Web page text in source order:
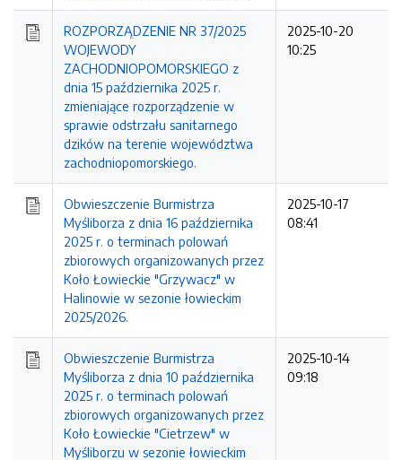
ROZPORZĄDZENIE NR 37/2025
WOJEWODY
ZACHODNIOPOMORSKIEGO z
dnia 15 października 2025 r.
zmieniające rozporządzenie w
sprawie odstrzału sanitarnego
dzików na terenie województwa
zachodniopomorskiego.
2025-10-20
10:25
Obwieszczenie Burmistrza
Myśliborza z dnia 16 października
2025 r. o terminach polowań
zbiorowych organizowanych przez
Koło Łowieckie "Grzywacz" w
Halinowie w sezonie łowieckim
2025/2026.
2025-10-17
08:41
Obwieszczenie Burmistrza
Myśliborza z dnia 10 października
2025 r. o terminach polowań
zbiorowych organizowanych przez
Koło Łowieckie "Cietrzew" w
Myśliborzu w sezonie łowieckim
2025-10-14
09:18